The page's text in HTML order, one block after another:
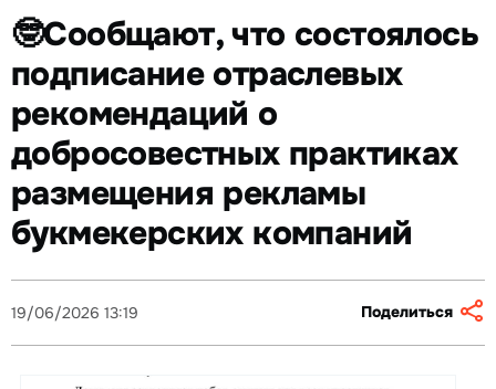
🤓Сообщают, что состоялось
подписание отраслевых
рекомендаций о
добросовестных практиках
размещения рекламы
букмекерских компаний
19/06/2026 13:19 Поделиться